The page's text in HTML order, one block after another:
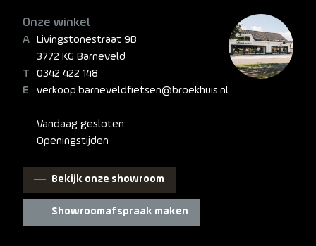
Onze winkel
Livingstonestraat 9B
3772 KG Barneveld
0342 422 148
verkoop.barneveldfietsen@broekhuis.nl
Vandaag gesloten
Openingstijden
Bekijk onze showroom
Showroomafspraak maken